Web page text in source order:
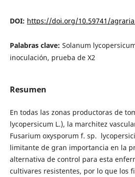
DOI: https://doi.org/10.59741/
Palabras clave: Solanum
inoculación, prueba de X2
Resumen
En todas las zonas productoras de
lycopersicum L.), la marchitez
Fusarium oxysporum f. sp.
limitante de gran importancia en la
alternativa de control para esta
cultivares resistentes, por lo que los